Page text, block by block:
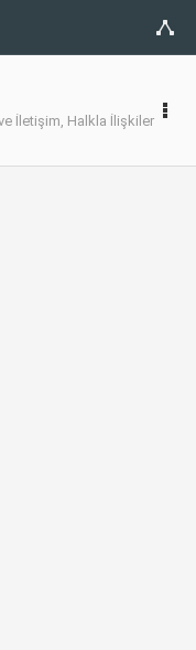
İletişim, Halkla İlişkiler